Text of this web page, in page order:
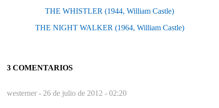
THE WHISTLER (1944, William Castle)
THE NIGHT WALKER (1964, William Castle)
3 COMENTARIOS
westerner - 26 de julio de 2012 - 02:20